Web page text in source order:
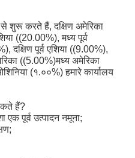
शुरू करते हैं, दक्षिण अमेरिका
((20.00%), मध्य पूर्व
दक्षिण पूर्व एशिया ((9.00%),
((5.00%)मध्य अमेरिका
(१.००%) हमारे कार्यालय
हैं?
एक पूर्व उत्पादन नमूना;